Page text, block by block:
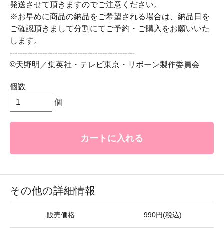
発送させて頂きますのでご注意ください。
※お早めに商品の納品をご希望される場合は、納品日を
ご確認頂きまして分割にてご予約・ご購入をお願いいた
します。
--------------------------------------------------
©天野明／集英社・テレビ東京・リボーン製作委員会
個数
個
カートに入れる
その他の詳細情報
販売価格 990円(税込)